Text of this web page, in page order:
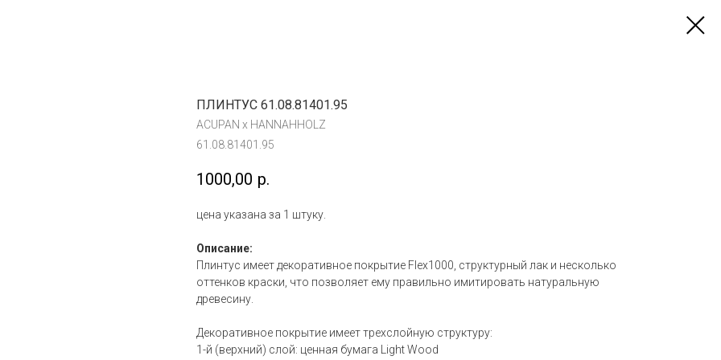
ПЛИНТУС 61.08.81401.95
ACUPAN x HANNAHHOLZ
61.08.81401.95
1000,00 р.
цена указана за 1 штуку.
Описание:
Плинтус имеет декоративное покрытие Flex1000, структурный лак и несколько
оттенков краски, что позволяет ему правильно имитировать натуральную
древесину.
Декоративное покрытие имеет трехслойную структуру:
1-й (верхний) слой: ценная бумага Light Wood